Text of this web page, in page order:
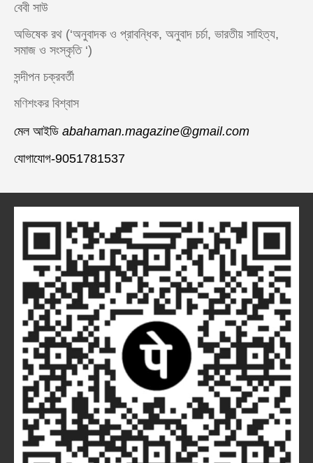
বেবী সাউ
অভিষেক রথ (‘অনুবাদক ও প্রাবন্ধিক, অনুবাদ চর্চা, ভারতীয় সাহিত্য,
সমাজ ও সংস্কৃতি ‘)
সন্দীপন চক্রবর্তী
মণিশংকর বিশ্বাস
মেল আইডি abahaman.magazine@gmail.com
যোগাযোগ-9051781537